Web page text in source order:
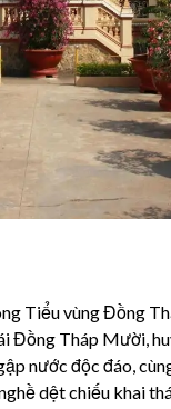
Tiểu vùng Đồng
Đồng Tháp Mười,
nước độc đáo,
dệt chiếu khai